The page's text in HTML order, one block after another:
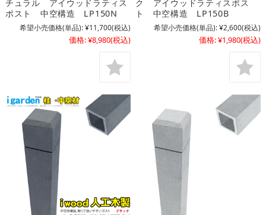
チュラル アイウッドラティス
ポスト 中空構造 LP150N
希望小売価格(単品):¥11,700(税込)
価格:¥8,980(税込)
ク アイウッドラティスポス
ト 中空構造 LP150B
希望小売価格(単品):¥2,600(税込)
価格:¥1,980(税込)